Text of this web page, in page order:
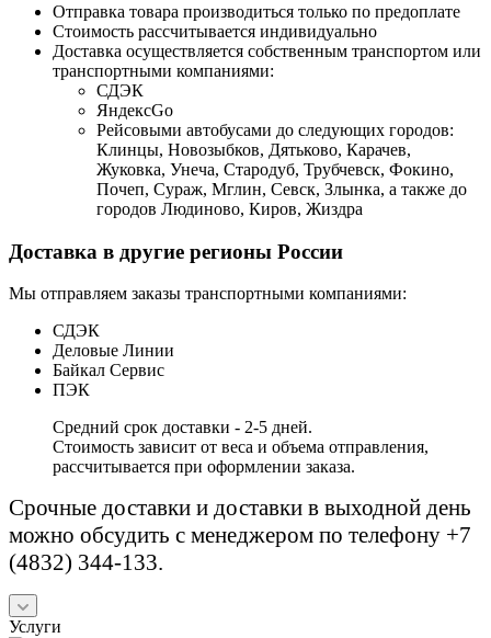
Отправка товара производиться только по предоплате
Стоимость рассчитывается индивидуально
Доставка осуществляется собственным транспортом или
транспортными компаниями:
СДЭК
ЯндексGo
Рейсовыми автобусами до следующих городов:
Клинцы, Новозыбков, Дятьково, Карачев,
Жуковка, Унеча, Стародуб, Трубчевск, Фокино,
Почеп, Сураж, Мглин, Севск, Злынка, а также до
городов Людиново, Киров, Жиздра
Доставка в другие регионы России
Мы отправляем заказы транспортными компаниями:
СДЭК
Деловые Линии
Байкал Сервис
ПЭК
Средний срок доставки - 2-5 дней.
Стоимость зависит от веса и объема отправления,
рассчитывается при оформлении заказа.
Срочные доставки и доставки в выходной день
можно обсудить с менеджером по телефону +7
(4832) 344-133.
Услуги